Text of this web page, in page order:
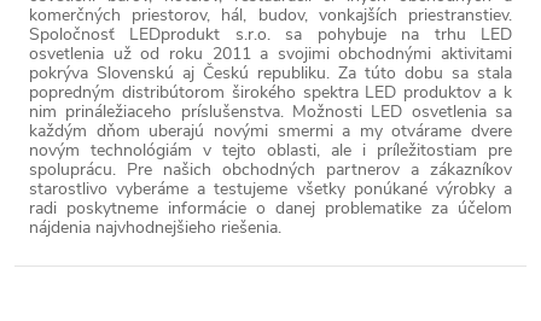
komerčných priestorov, hál, budov, vonkajších priestranstiev.
Spoločnosť LEDprodukt s.r.o. sa pohybuje na trhu LED
osvetlenia už od roku 2011 a svojimi obchodnými aktivitami
pokrýva Slovenskú aj Českú republiku. Za túto dobu sa stala
popredným distribútorom širokého spektra LED produktov a k
nim prináležiaceho príslušenstva. Možnosti LED osvetlenia sa
každým dňom uberajú novými smermi a my otvárame dvere
novým technológiám v tejto oblasti, ale i príležitostiam pre
spoluprácu. Pre našich obchodných partnerov a zákazníkov
starostlivo vyberáme a testujeme všetky ponúkané výrobky a
radi poskytneme informácie o danej problematike za účelom
nájdenia najvhodnejšieho riešenia.